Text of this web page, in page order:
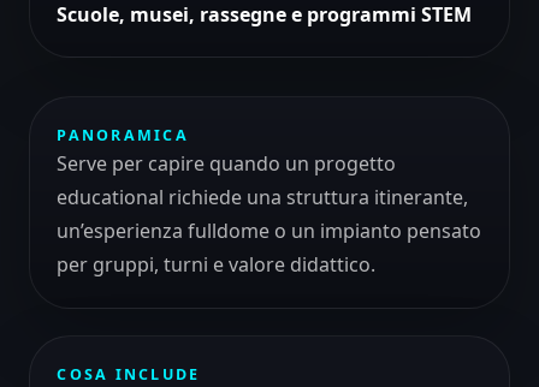
Scuole, musei, rassegne e programmi STEM
PANORAMICA
Serve per capire quando un progetto
educational richiede una struttura itinerante,
un’esperienza fulldome o un impianto pensato
per gruppi, turni e valore didattico.
COSA INCLUDE